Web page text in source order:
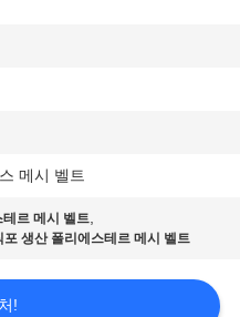
메시 벨트
르 메시 벨트,
포 생산 폴리에스테르 메시 벨트
!